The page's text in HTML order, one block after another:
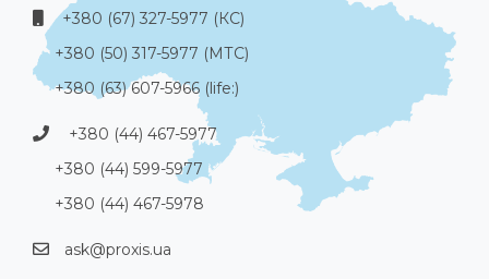
+380 (67) 327-5977 (КС)
+380 (50) 317-5977 (МТС)
+380 (63) 607-5966 (life:)
+380 (44) 467-5977
+380 (44) 599-5977
+380 (44) 467-5978
ask@proxis.ua